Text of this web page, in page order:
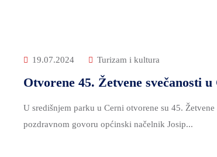
19.07.2024 Turizam i kultura
Otvorene 45. Žetvene svečanosti
U središnjem parku u Cerni otvorene su 45. Žetvene
pozdravnom govoru općinski načelnik Josip...